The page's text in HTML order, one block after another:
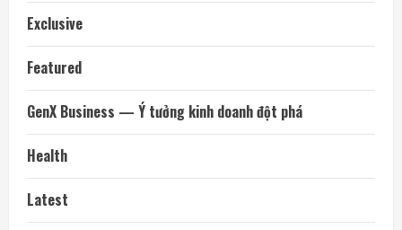
Exclusive
Featured
GenX Business — Ý tưởng kinh doanh đột phá
Health
Latest